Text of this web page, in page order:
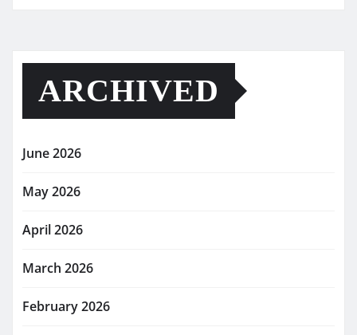
ARCHIVED
June 2026
May 2026
April 2026
March 2026
February 2026